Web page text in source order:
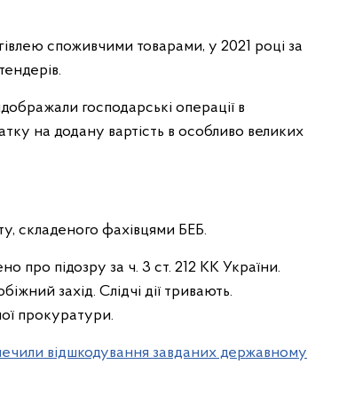
споживчими товарами, у 2021 році за
господарські операції в
на додану вартість в особливо великих
складеного фахівцями БЕБ.
про підозру за ч. 3 ст. 212 КК України.
захід. Слідчі дії тривають.
прокуратури.
відшкодування завданих державному